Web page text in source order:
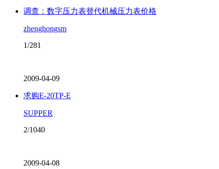
调查：数字压力表替代机械压力表价格
zhenghongsm
1/281
2009-04-09
求购E-20TP-E
SUPPER
2/1040
2009-04-08